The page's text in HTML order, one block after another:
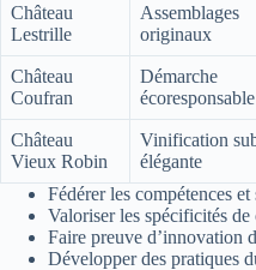
Château
Lestrille
Assemblages
originaux
Château
Coufran
Démarche
écoresponsable
Château
Vieux Robin
Vinification
élégante
Fédérer les compétences
Valoriser les spécificités
Faire preuve d’innovation
Développer des pratiques